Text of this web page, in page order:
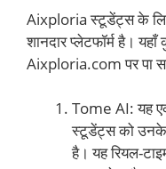
Aixploria स्टूडेंट्स के
शानदार प्लेटफॉर्म है।
Aixploria.com पर पा
Tome AI: यह
स्टूडेंट्स को
है। यह रियल-